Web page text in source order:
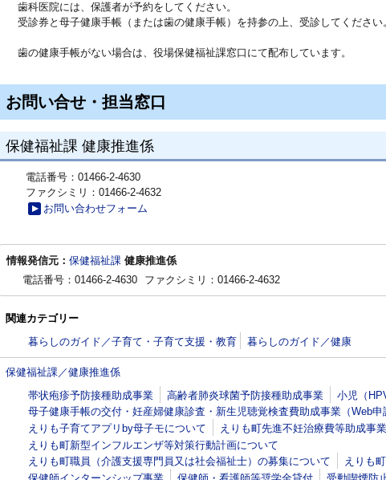
歯科医院には、保護者が予約をしてください。
受診券と母子健康手帳（または歯の健康手帳）を持参の上、受診してください
歯の健康手帳がない場合は、役場保健福祉課窓口にて配布しています。
お問い合せ・担当窓口
保健福祉課 健康推進係
電話番号：01466-2-4630
ファクシミリ：01466-2-4632
お問い合わせフォーム
情報発信元： 保健福祉課 健康推進係
電話番号：01466-2-4630
ファクシミリ：01466-2-4632
関連カテゴリー
暮らしのガイド／子育て・子育て支援・教育
暮らしのガイド／健康
保健福祉課／健康推進係
帯状疱疹予防接種助成事業
高齢者肺炎球菌予防接種助成事業
小児（
母子健康手帳の交付・妊産婦健康診査・新生児聴覚検査費助成事業（Web申
えりも子育てアプリby母子モについて
えりも町先進不妊治療費等助成事業
えりも町新型インフルエンザ等対策行動計画について
えりも町職員（介護支援専門員又は社会福祉士）の募集について
えりも